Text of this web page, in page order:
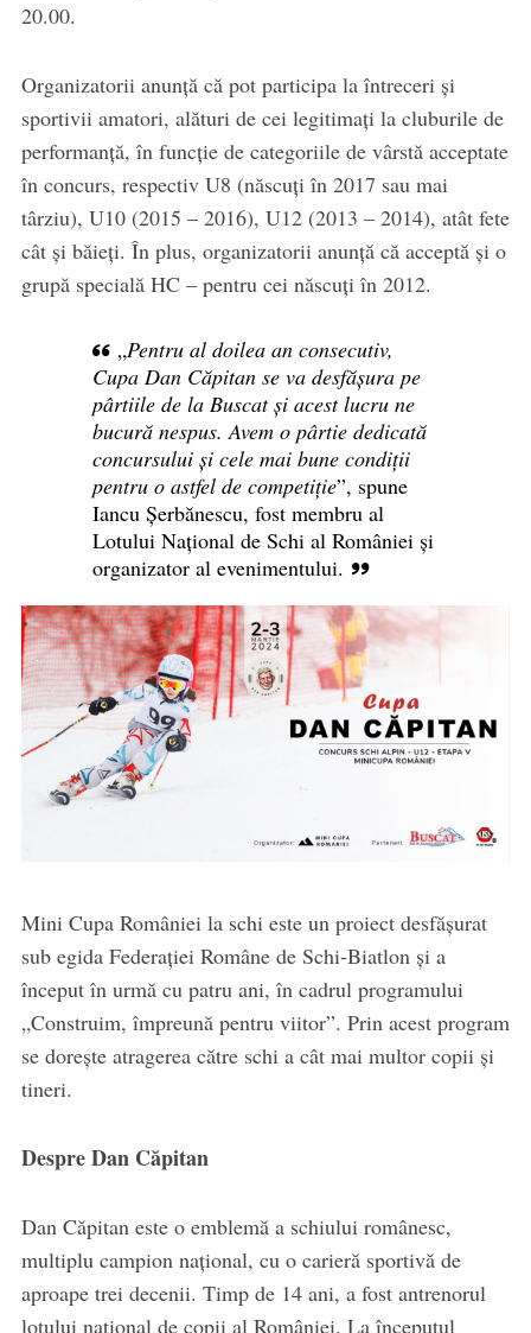
20.00.
Organizatorii anunță că pot participa la întreceri și
sportivii amatori, alături de cei legitimați la cluburile de
performanță, în funcție de categoriile de vârstă acceptate
în concurs, respectiv U8 (născuți în 2017 sau mai
târziu), U10 (2015 – 2016), U12 (2013 – 2014), atât fete
cât și băieți. În plus, organizatorii anunță că acceptă și o
grupă specială HC – pentru cei născuți în 2012.
„Pentru al doilea an consecutiv,
Cupa Dan Căpitan se va desfășura pe
pârtiile de la Buscat și acest lucru ne
bucură nespus. Avem o pârtie dedicată
concursului și cele mai bune condiții
pentru o astfel de competiție”, spune
Iancu Șerbănescu, fost membru al
Lotului Național de Schi al României și
organizator al evenimentului.
Mini Cupa României la schi este un proiect desfășurat
sub egida Federației Române de Schi-Biatlon și a
început în urmă cu patru ani, în cadrul programului
„Construim, împreună pentru viitor”. Prin acest program
se dorește atragerea către schi a cât mai multor copii și
tineri.
Despre Dan Căpitan
Dan Căpitan este o emblemă a schiului românesc,
multiplu campion național, cu o carieră sportivă de
aproape trei decenii. Timp de 14 ani, a fost antrenorul
lotului național de copii al României. La începutul